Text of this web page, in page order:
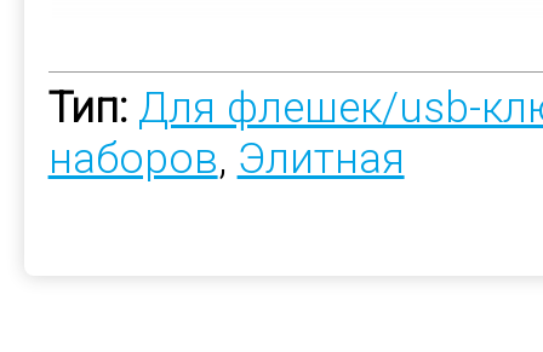
Тип: Для флешек/usb-
наборов, Элитная